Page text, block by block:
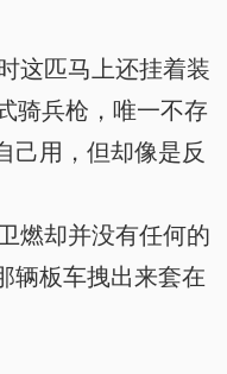
这匹马上还挂着装
骑兵枪，唯一不存
己用，但却像是反
燃却并没有任何的
辆板车拽出来套在